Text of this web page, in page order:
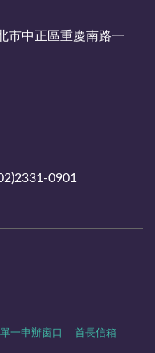
市中正區重慶南路一
0901
單一申辦窗口 首長信箱